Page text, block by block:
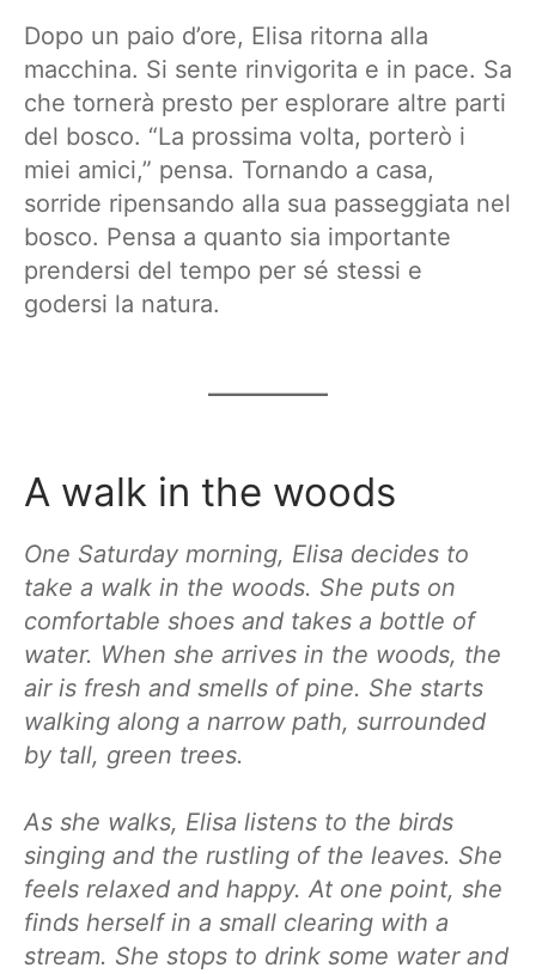
Dopo un paio d’ore, Elisa ritorna alla
macchina. Si sente rinvigorita e in pace. Sa
che tornerà presto per esplorare altre parti
del bosco. “La prossima volta, porterò i
miei amici,” pensa. Tornando a casa,
sorride ripensando alla sua passeggiata nel
bosco. Pensa a quanto sia importante
prendersi del tempo per sé stessi e
godersi la natura.
A walk in the woods
One Saturday morning, Elisa decides to
take a walk in the woods. She puts on
comfortable shoes and takes a bottle of
water. When she arrives in the woods, the
air is fresh and smells of pine. She starts
walking along a narrow path, surrounded
by tall, green trees.
As she walks, Elisa listens to the birds
singing and the rustling of the leaves. She
feels relaxed and happy. At one point, she
finds herself in a small clearing with a
stream. She stops to drink some water and